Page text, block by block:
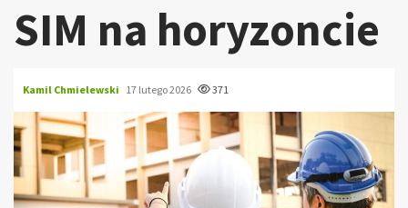
SIM na horyzoncie
Kamil Chmielewski 17 lutego 2026 371